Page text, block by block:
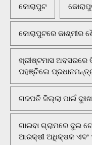
କୋରାପୁଟ
କୋରାପୁଟରେ କାଶ୍ମୀର
ଖ୍ରୀଷ୍ଟମାସ ଅବସରରେ
ପହଞ୍ଚିଲେ
ଗଜପତି ଜିଲ୍ଲା ପାଇଁ ଦୁଃଖ
ଗାଇବା ଗ୍ରାମରେ ଦୁଇ
ଆରକ୍ଷୀ ଅଧିକ୍ଷକ ଏବଂ